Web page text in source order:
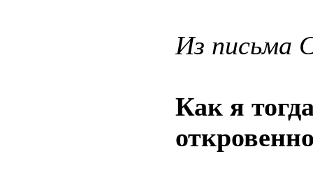
Из письма
Как я